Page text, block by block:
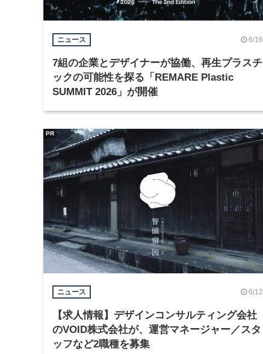
ニュース 6/16
7組の企業とデザイナーが協働、再生プラスチ
ックの可能性を探る「REMARE Plastic
SUMMIT 2026」が開催
ニュース 6/12
【求人情報】デザインコンサルティング会社
のVOID株式会社が、運営マネージャー／スタ
ッフなど2職種を募集
PR